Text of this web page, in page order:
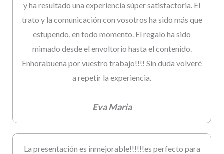
y ha resultado una experiencia súper satisfactoria. El
trato y la comunicación con vosotros ha sido más que
estupendo, en todo momento. El regalo ha sido
mimado desde el envoltorio hasta el contenido.
Enhorabuena por vuestro trabajo!!!! Sin duda volveré
a repetir la experiencia.
Eva Maria
La presentación es inmejorable!!!!!!es perfecto para